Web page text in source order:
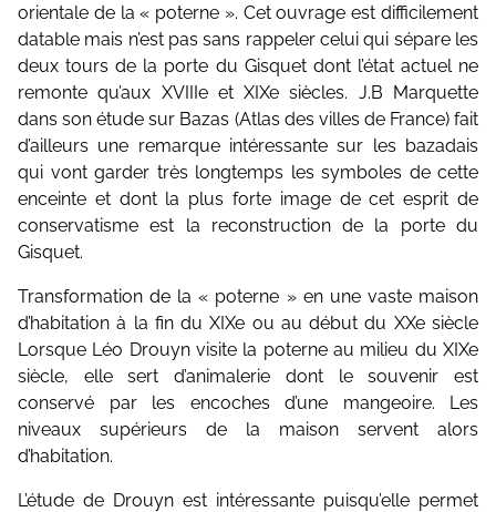
orientale de la « poterne ». Cet ouvrage est difficilement
datable mais n’est pas sans rappeler celui qui sépare les
deux tours de la porte du Gisquet dont l’état actuel ne
remonte qu’aux XVIIIe et XIXe siècles. J.B Marquette
dans son étude sur Bazas (Atlas des villes de France) fait
d’ailleurs une remarque intéressante sur les bazadais
qui vont garder très longtemps les symboles de cette
enceinte et dont la plus forte image de cet esprit de
conservatisme est la reconstruction de la porte du
Gisquet.
Transformation de la « poterne » en une vaste maison
d’habitation à la fin du XIXe ou au début du XXe siècle
Lorsque Léo Drouyn visite la poterne au milieu du XIXe
siècle, elle sert d’animalerie dont le souvenir est
conservé par les encoches d’une mangeoire. Les
niveaux supérieurs de la maison servent alors
d’habitation.
L’étude de Drouyn est intéressante puisqu’elle permet